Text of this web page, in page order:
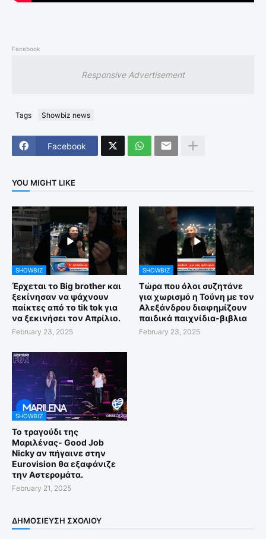
Facebook
Responsive Advertisement
Tags Showbiz news
Facebook
YOU MIGHT LIKE
SHOWBIZ
Έρχεται το Big brother και
ξεκίνησαν να ψάχνουν
παίκτες από το tik tok για
να ξεκινήσει τον Απρίλιο.
February 23, 2025
SHOWBIZ
Τώρα που όλοι συζητάνε
για χωρισμό η Τούνη με τον
Αλεξάνδρου διαφημίζουν
παιδικά παιχνίδια-βιβλια
February 23, 2025
SHOWBIZ
Το τραγούδι της
Μαριλένας- Good Job
Nicky αν πήγαινε στην
Eurovision θα εξαφάνιζε
την Αστερομάτα.
February 21, 2025
ΔΗΜΟΣΊΕΥΣΗ ΣΧΟΛΊΟΥ